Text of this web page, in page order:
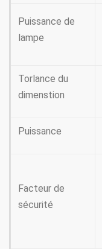
Puissance de
lampe
Torlance du
dimenstion
Puissance
Facteur de
sécurité